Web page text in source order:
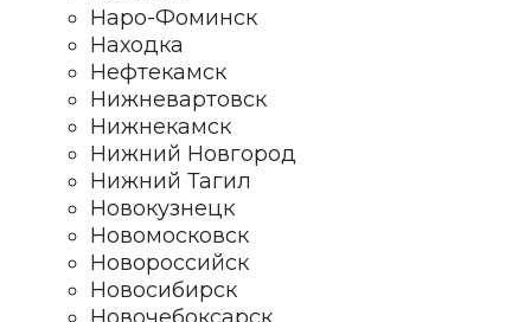
Наро-Фоминск
Находка
Нефтекамск
Нижневартовск
Нижнекамск
Нижний Новгород
Нижний Тагил
Новокузнецк
Новомосковск
Новороссийск
Новосибирск